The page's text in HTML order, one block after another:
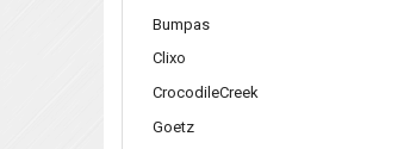
Bumpas
Clixo
CrocodileCreek
Goetz